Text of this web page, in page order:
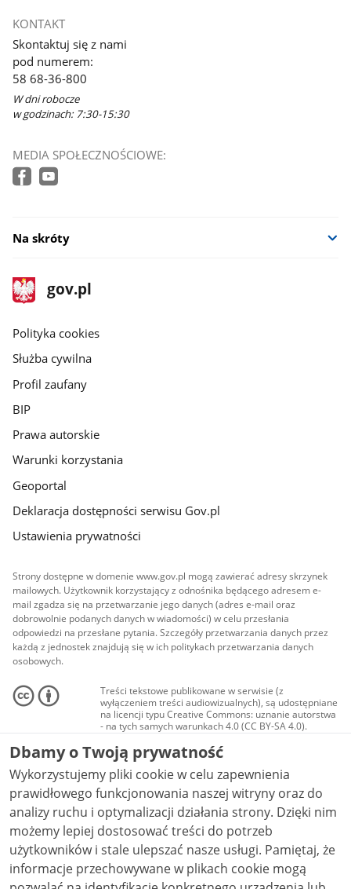
KONTAKT
Skontaktuj się z nami
pod numerem:
58 68-36-800
W dni robocze
w godzinach: 7:30-15:30
MEDIA SPOŁECZNOŚCIOWE:
Na skróty
stopka
gov.pl
Strona
gov.pl
gov.pl
Polityka cookies
Służba cywilna
Profil zaufany
BIP
Prawa autorskie
Warunki korzystania
Geoportal
Deklaracja dostępności serwisu Gov.pl
Ustawienia prywatności
Strony dostępne w domenie www.gov.pl mogą zawierać adresy skrzynek
mailowych. Użytkownik korzystający z odnośnika będącego adresem e-
mail zgadza się na przetwarzanie jego danych (adres e-mail oraz
dobrowolnie podanych danych w wiadomości) w celu przesłania
odpowiedzi na przesłane pytania. Szczegóły przetwarzania danych przez
każdą z jednostek znajdują się w ich politykach przetwarzania danych
osobowych.
Treści tekstowe publikowane w serwisie (z
wyłączeniem treści audiowizualnych), są udostępniane
na licencji typu Creative Commons: uznanie autorstwa
- na tych samych warunkach 4.0 (CC BY-SA 4.0).
Materiały audiowizualne, w tym zdjęcia, materiały
audio i wideo, są udostępniane na licencji typu
Creative Commons: uznanie autorstwa użycie
niekomercyjne - bez utworów zależnych 4.0 (CC BY-
NC-ND 4.0), o ile nie jest to stwierdzone inaczej.
Dbamy o Twoją prywatność
Wykorzystujemy pliki cookie w celu zapewnienia
prawidłowego funkcjonowania naszej witryny oraz do
analizy ruchu i optymalizacji działania strony. Dzięki nim
możemy lepiej dostosować treści do potrzeb
użytkowników i stale ulepszać nasze usługi. Pamiętaj, że
informacje przechowywane w plikach cookie mogą